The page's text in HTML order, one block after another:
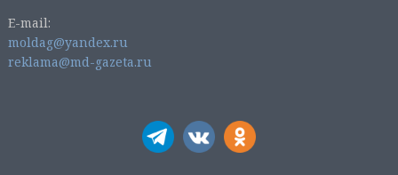
E-mail:
moldag@yandex.ru
reklama@md-gazeta.ru